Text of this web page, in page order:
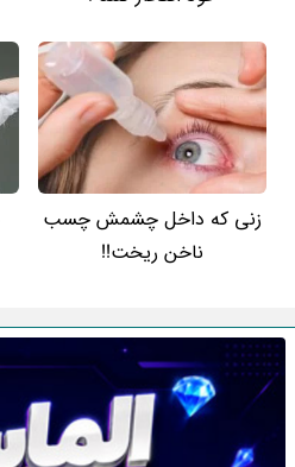
زنی که داخل چشمش چسب
ناخن ریخت!!